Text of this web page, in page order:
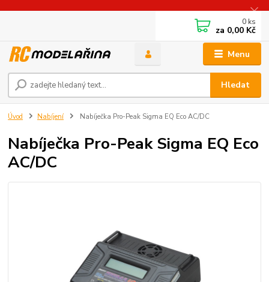
Menu
Hledat
0 ks
za 0,00 Kč
Úvod Nabíjení Nabíječka Pro-Peak Sigma EQ Eco AC/DC
Nabíječka Pro-Peak Sigma EQ Eco
AC/DC